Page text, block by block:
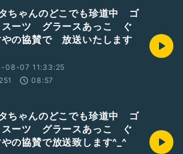
ちゃんのどこでも珍道中 ゴ
スーツ グラースあっこ ぐ
やの協賛で 放送いたします
08-07 11:33:25
08:57
ちゃんのどこでも珍道中 ゴ
スーツ グラースあっこ ぐ
やの協賛で放送致します^_^